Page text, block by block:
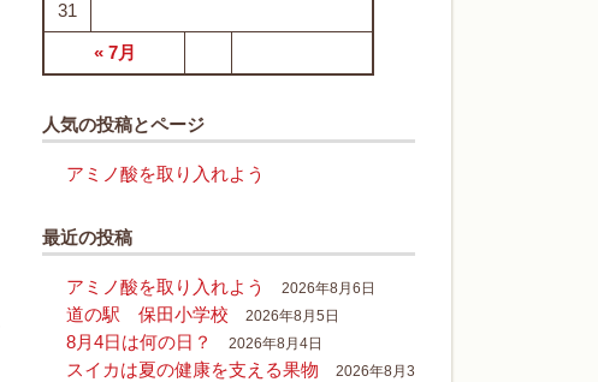
« 7月
31
人気の投稿とページ
アミノ酸を取り入れよう
最近の投稿
アミノ酸を取り入れよう 2026年8月6日
道の駅 保田小学校 2026年8月5日
8月4日は何の日？ 2026年8月4日
スイカは夏の健康を支える果物
2026年8月3